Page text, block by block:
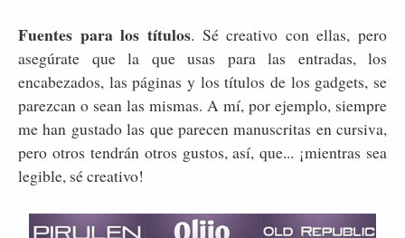
Fuentes para los títulos. Sé creativo con ellas, pero
asegúrate que la que usas para las entradas, los
encabezados, las páginas y los títulos de los gadgets, se
parezcan o sean las mismas. A mí, por ejemplo, siempre
me han gustado las que parecen manuscritas en cursiva,
pero otros tendrán otros gustos, así, que... ¡mientras sea
legible, sé creativo!